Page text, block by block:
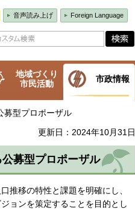
音声読み上げ Foreign Language
地域づくり
市民活動
市政情報
募型プロポーザル
更新日：2024年10月31日
募型プロポーザル
推移の特性と課題を明確にし、
ョンを策定することを目的とし